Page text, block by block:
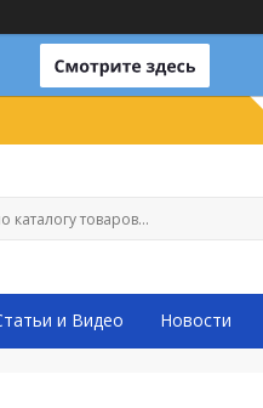
и Видео Новости